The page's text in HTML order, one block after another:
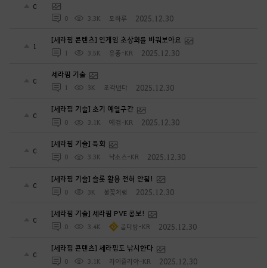
0
0 3.3K 모하루 2025.12.30
1
[세라핌 콘텐츠] 인게임 초상화를 바꿔보아요
1 3.5K 유퐁-KR 2025.12.30
0
세라핌 기술
1 3K 조각낸다 2025.12.30
0
[세라핌 기술] 초기 예열구간
0 3.1K 예검-KR 2025.12.30
0
[세라핌 기술] 특화
0 3.3K 낙소스-KR 2025.12.30
0
[세라핌 기술] 슬롯 활용 전혀 안됨!
0 3K 불꽃처럼 2025.12.30
0
[세라핌 기술] 세라핌 PVE 콤보!
0 3.4K 곰다방-KR 2025.12.30
0
[세라핌 콘텐츠] 세라핌도 낚시한다
0 3.1K 라이즐리아-KR 2025.12.30